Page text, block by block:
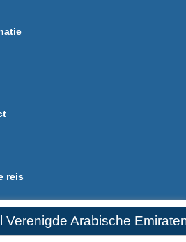
Verenigde Arabische
reis